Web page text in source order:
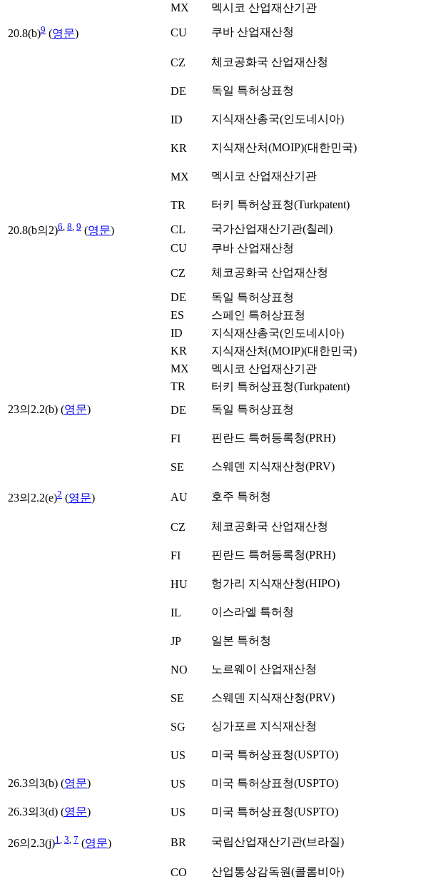
MX
멕시코 산업재산기관
20.8(b)9 (영문) CU 쿠바 산업재산청
CZ 체코공화국 산업재산청
DE 독일 특허상표청
ID 지식재산총국(인도네시아)
KR 지식재산처(MOIP)(대한민국)
MX 멕시코 산업재산기관
TR 터키 특허상표청(Turkpatent)
20.8(b의2)6 8 9 (영문) CL
국가산업재산기관(칠레)
CU
쿠바 산업재산청
CZ 체코공화국 산업재산청
DE
독일 특허상표청
ES
스페인 특허상표청
ID
지식재산총국(인도네시아)
KR
지식재산처(MOIP)(대한민국)
MX
멕시코 산업재산기관
TR
터키 특허상표청(Turkpatent)
23의2.2(b) (영문) DE 독일 특허상표청
FI 핀란드 특허등록청(PRH)
SE 스웨덴 지식재산청(PRV)
23의2.2(e)2 (영문) AU 호주 특허청
CZ 체코공화국 산업재산청
FI 핀란드 특허등록청(PRH)
HU 헝가리 지식재산청(HIPO)
IL 이스라엘 특허청
JP 일본 특허청
NO 노르웨이 산업재산청
SE 스웨덴 지식재산청(PRV)
SG 싱가포르 지식재산청
US 미국 특허상표청(USPTO)
26.3의3(b) (영문) US 미국 특허상표청(USPTO)
26.3의3(d) (영문) US 미국 특허상표청(USPTO)
26의2.3(j)1 3 7 (영문) BR 국립산업재산기관(브라질)
CO 산업통상감독원(콜롬비아)